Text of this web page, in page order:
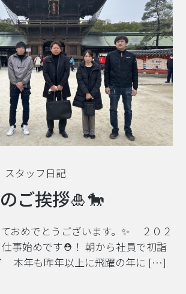
スタッフ日記
ご挨拶🎍🐎
おめでとうございます。✨ ２０２
仕事始めです⛑！ 朝から社員で初詣
本年も昨年以上に飛躍の年に […]